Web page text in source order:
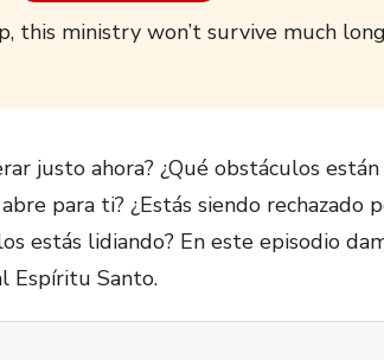
this ministry won’t survive much
justo ahora? ¿Qué obstáculos
para ti? ¿Estás siendo rechazado
estás lidiando? En este episodio
Espíritu Santo.